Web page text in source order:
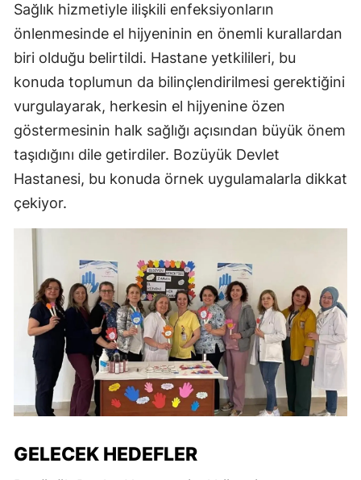
Sağlık hizmetiyle ilişkili enfeksiyonların
önlenmesinde el hijyeninin en önemli kurallardan
biri olduğu belirtildi. Hastane yetkilileri, bu
konuda toplumun da bilinçlendirilmesi gerektiğini
vurgulayarak, herkesin el hijyenine özen
göstermesinin halk sağlığı açısından büyük önem
taşıdığını dile getirdiler. Bozüyük Devlet
Hastanesi, bu konuda örnek uygulamalarla dikkat
çekiyor.
GELECEK HEDEFLER